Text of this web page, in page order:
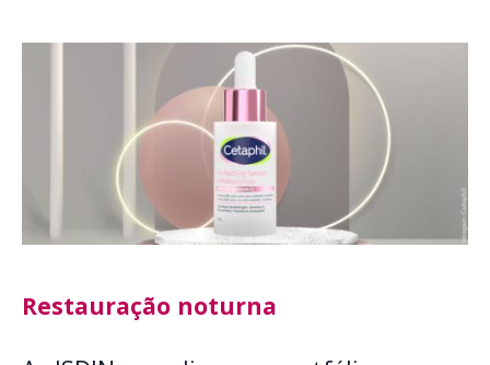
Restauração noturna